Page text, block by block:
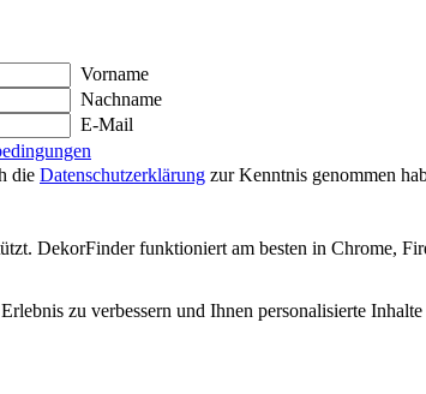
Vorname
Nachname
E-Mail
die Datenschutzerklärung zur Kenntnis genommen
DekorFinder funktioniert am besten in Chrome,
zu verbessern und Ihnen personalisierte